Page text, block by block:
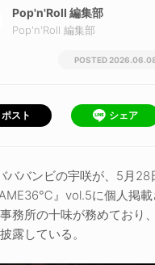
Pop'n'Roll 編集部
Pop'n'Roll 編集部
ポスト シェア
ババンビの宇咲が、5月28
』vol.5に個人掲
務所の十味が務めており
露している。